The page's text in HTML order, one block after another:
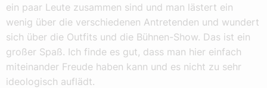
ein paar Leute zusammen sind und man lästert ein
wenig über die verschiedenen Antretenden und wundert
sich über die Outfits und die Bühnen-Show. Das ist ein
großer Spaß. Ich finde es gut, dass man hier einfach
miteinander Freude haben kann und es nicht zu sehr
ideologisch auflädt.